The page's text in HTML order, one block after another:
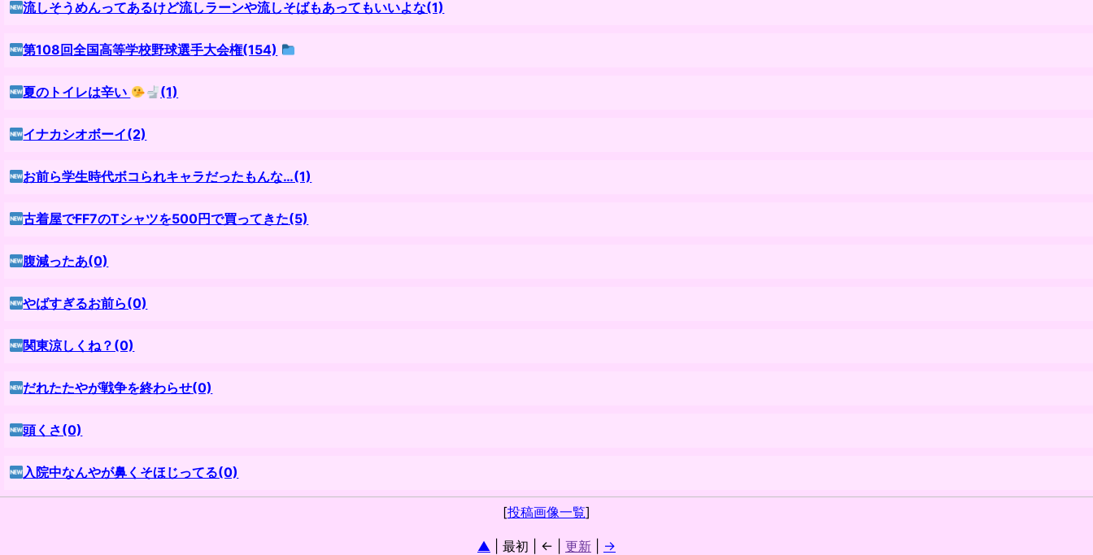
流しそうめんってあるけど流しラーンや流しそばもあってもいいよな(1)
第108回全国高等学校野球選手大会権(154)
夏のトイレは辛い (1)
イナカシオボーイ(2)
お前ら学生時代ボコられキャラだったもんな…(1)
古着屋でFF7のTシャツを500円で買ってきた(5)
腹減ったあ(0)
やばすぎるお前ら(0)
関東涼しくね？(0)
だれたたやが戦争を終わらせ(0)
頭くさ(0)
入院中なんやが鼻くそほじってる(0)
[投稿画像一覧]
▲ | 最初 | ← | 更新
→